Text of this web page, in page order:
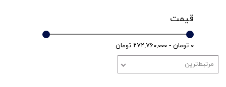
قیمت
۰ تومان - ۲۷۲,۷۶۰,۰۰۰ تومان
مرتبط‌ترین